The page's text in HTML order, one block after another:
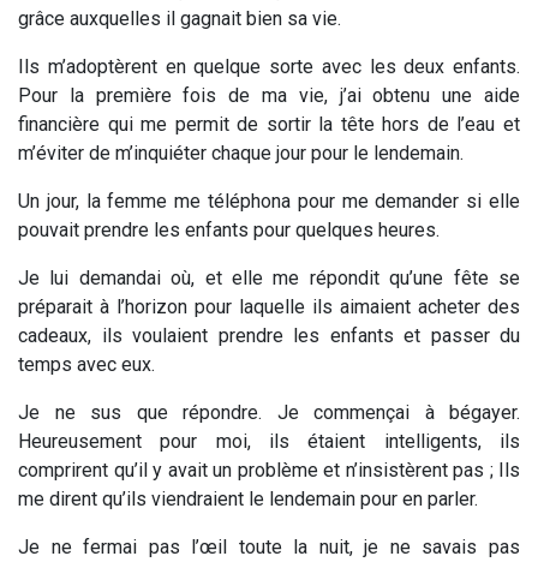
grâce auxquelles il gagnait bien sa vie.
Ils m’adoptèrent en quelque sorte avec les deux enfants.
Pour la première fois de ma vie, j’ai obtenu une aide
financière qui me permit de sortir la tête hors de l’eau et
m’éviter de m’inquiéter chaque jour pour le lendemain.
Un jour, la femme me téléphona pour me demander si elle
pouvait prendre les enfants pour quelques heures.
Je lui demandai où, et elle me répondit qu’une fête se
préparait à l’horizon pour laquelle ils aimaient acheter des
cadeaux, ils voulaient prendre les enfants et passer du
temps avec eux.
Je ne sus que répondre. Je commençai à bégayer.
Heureusement pour moi, ils étaient intelligents, ils
comprirent qu’il y avait un problème et n’insistèrent pas ; Ils
me dirent qu’ils viendraient le lendemain pour en parler.
Je ne fermai pas l’œil toute la nuit, je ne savais pas